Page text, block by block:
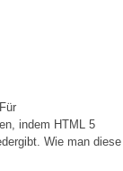
indem HTML 5
Wie man diese